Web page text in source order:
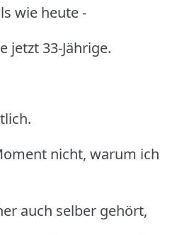
wie heute -
jetzt 33-Jährige.
nicht, warum ich
auch selber gehört,